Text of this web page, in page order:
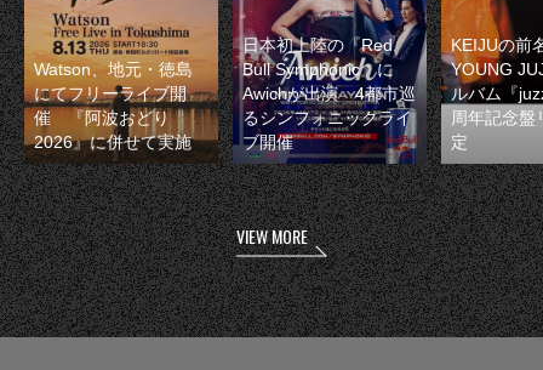
Watson、地元・徳島
にてフリーライブ開
催 『阿波おどり
2026』に併せて実施
日本初上陸の『Red
Bull Symphonic』に
Awichが出演 4都市巡
るシンフォニックライ
ブ開催
KEIJUの前
YOUNG
ルバム『
周年記念盤
定
VIEW MORE